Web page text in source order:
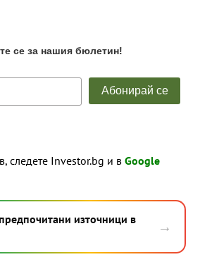
следете Investor.bg и в Google
източници в
→